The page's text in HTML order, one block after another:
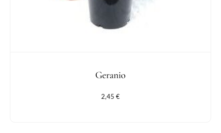
Geranio
2,45 €